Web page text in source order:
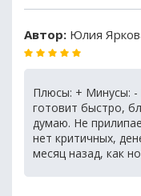
Автор: Юлия
Плюсы: + Минусы: -
готовит быстро,
думаю. Не
нет критичных,
месяц назад, как